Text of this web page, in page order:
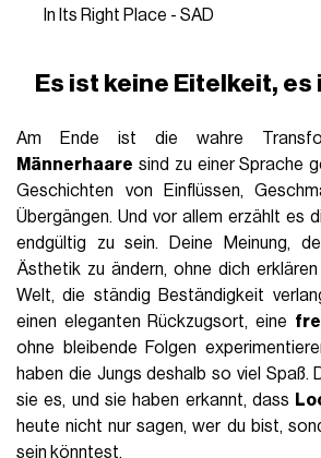
In Its Right Place - SAD
Es ist keine Eitelkeit,
Am Ende ist die wahre
Männerhaare sind zu einer Sprache
Geschichten von Einflüssen,
Übergängen. Und vor allem erzählt es
endgültig zu sein. Deine Meinung,
Ästhetik zu ändern, ohne dich
Welt, die ständig Beständigkeit
einen eleganten Rückzugsort, eine
ohne bleibende Folgen
haben die Jungs deshalb so viel Spaß.
sie es, und sie haben erkannt, dass
heute nicht nur sagen, wer du bist,
sein könntest.